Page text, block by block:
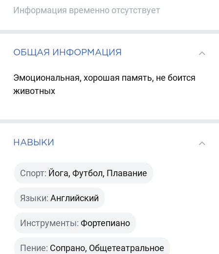
Информация временно отсутствует
ОБЩАЯ ИНФОРМАЦИЯ
Эмоциональная, хорошая память, не боится
животных
НАВЫКИ
Спорт: Йога, Футбол, Плавание
Языки: Английский
Инструменты: Фортепиано
Пение: Сопрано, Общетеатральное